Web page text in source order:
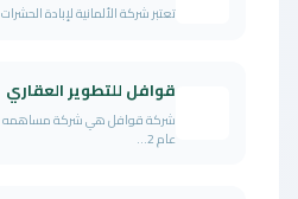
تعتبر شركة الألمانية لإبادة
قوافل للتطوير العقاري
شركة قوافل هي شركة مساهمه
عام 2...